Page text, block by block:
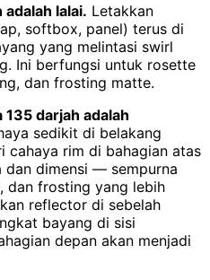
lalai. Letakkan
softbox, panel) terus di
yang melintasi swirl
Ini berfungsi untuk rosette
dan frosting matte.
darjah adalah
sedikit di belakang
cahaya rim di bahagian atas
dan dimensi — sempurna
dan frosting yang lebih
reflector di sebelah
bayang di sisi
depan akan menjadi